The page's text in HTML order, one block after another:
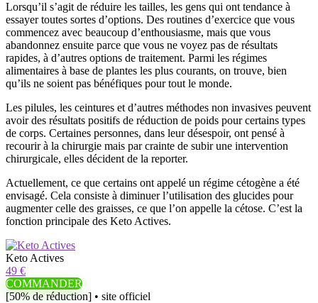
Lorsqu’il s’agit de réduire les tailles, les gens qui ont tendance à
essayer toutes sortes d’options. Des routines d’exercice que vous
commencez avec beaucoup d’enthousiasme, mais que vous
abandonnez ensuite parce que vous ne voyez pas de résultats
rapides, à d’autres options de traitement. Parmi les régimes
alimentaires à base de plantes les plus courants, on trouve, bien
qu’ils ne soient pas bénéfiques pour tout le monde.
Les pilules, les ceintures et d’autres méthodes non invasives peuvent
avoir des résultats positifs de réduction de poids pour certains types
de corps. Certaines personnes, dans leur désespoir, ont pensé à
recourir à la chirurgie mais par crainte de subir une intervention
chirurgicale, elles décident de la reporter.
Actuellement, ce que certains ont appelé un régime cétogène a été
envisagé. Cela consiste à diminuer l’utilisation des glucides pour
augmenter celle des graisses, ce que l’on appelle la cétose. C’est la
fonction principale des Keto Actives.
Keto Actives
49 €
COMMANDER
[50% de réduction] • site officiel